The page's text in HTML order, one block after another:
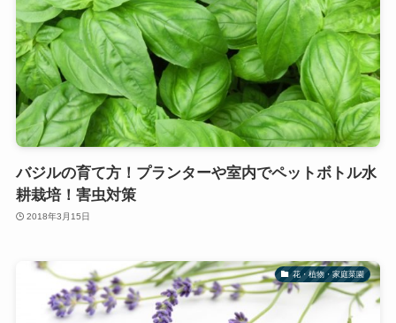
バジルの育て方！プランターや室内でペットボトル水
耕栽培！害虫対策
2018年3月15日
花・植物・家庭菜園